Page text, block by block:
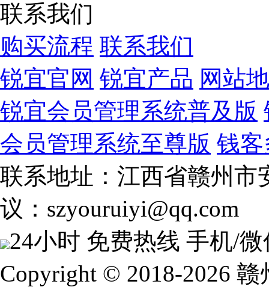
联系我们
购买流程 联系我们
锐宜官网 锐宜产品 网站
锐宜会员管理系统普及版
会员管理系统至尊版 钱
联系地址：江西省赣州市
议：szyouruiyi@qq.com
24小时 免费热线 手机/微
Copyright © 2018-2026